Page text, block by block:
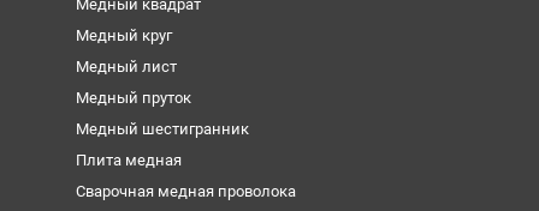
Медный квадрат
Медный круг
Медный лист
Медный пруток
Медный шестигранник
Плита медная
Сварочная медная проволока